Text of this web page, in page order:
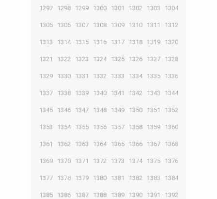
1297 1298 1299 1300 1301 1302 1303 1304
1305 1306 1307 1308 1309 1310 1311 1312
1313 1314 1315 1316 1317 1318 1319 1320
1321 1322 1323 1324 1325 1326 1327 1328
1329 1330 1331 1332 1333 1334 1335 1336
1337 1338 1339 1340 1341 1342 1343 1344
1345 1346 1347 1348 1349 1350 1351 1352
1353 1354 1355 1356 1357 1358 1359 1360
1361 1362 1363 1364 1365 1366 1367 1368
1369 1370 1371 1372 1373 1374 1375 1376
1377 1378 1379 1380 1381 1382 1383 1384
1385 1386 1387 1388 1389 1390 1391 1392